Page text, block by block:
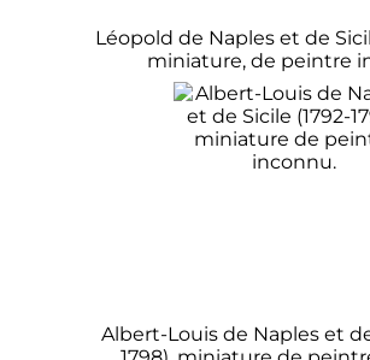
Léopold de Naples et de
miniature, de peintre
Albert-Louis de Naples et